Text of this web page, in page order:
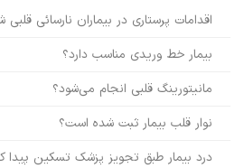
اقدامات پرستاری در بیماران نارسائی
بیمار خط وریدی مناسب دارد؟
مانیتورینگ قلبی انجام می‌شود؟
نوار قلب بیمار ثبت شده است؟
درد بیمار طبق تجویز پزشک تسکین پیدا